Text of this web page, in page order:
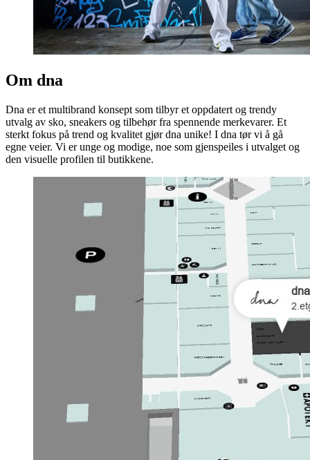
Om dna
Dna er et multibrand konsept som tilbyr et oppdatert og trendy
utvalg av sko, sneakers og tilbehør fra spennende merkevarer. Et
sterkt fokus på trend og kvalitet gjør dna unike! I dna tør vi å gå
egne veier. Vi er unge og modige, noe som gjenspeiles i utvalget og
den visuelle profilen til butikkene.